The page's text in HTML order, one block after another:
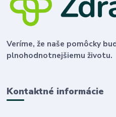
Veríme, že naše pomôcky
plnohodnotnejšiemu životu.
Kontaktné informácie